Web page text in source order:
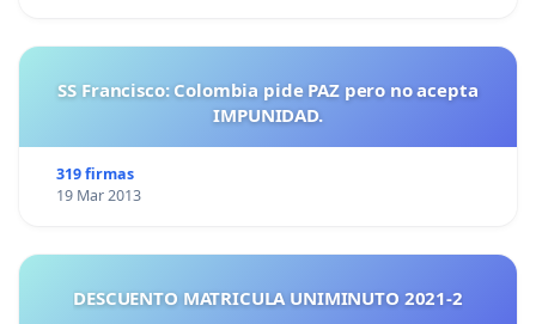
SS Francisco: Colombia pide PAZ pero no acepta
IMPUNIDAD.
319 firmas
19 Mar 2013
DESCUENTO MATRICULA UNIMINUTO 2021-2